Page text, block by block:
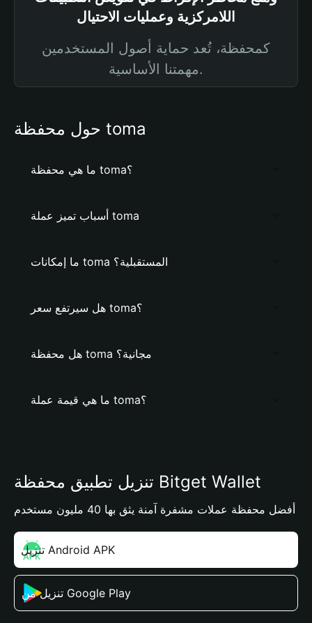
اللامركزية وعمليات الاحتيال
كمحفظة، تُعد حماية أصول المستخدمين
مهمتنا الأساسية.
حول محفظة toma
ما هي محفظة toma؟
أسباب تميز عملة toma
ما إمكانات toma المستقبلية؟
هل سيرتفع سعر toma؟
هل محفظة toma مجانية؟
ما هي قيمة عملة toma؟
تنزيل تطبيق محفظة Bitget Wallet
أفضل محفظة عملات مشفرة آمنة يثق بها 40 مليون مستخدم
تنزيل Android APK
تنزيل من Google Play